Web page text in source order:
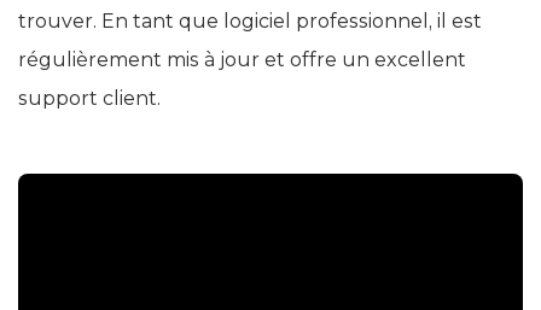
trouver. En tant que logiciel professionnel, il est
régulièrement mis à jour et offre un excellent
support client.